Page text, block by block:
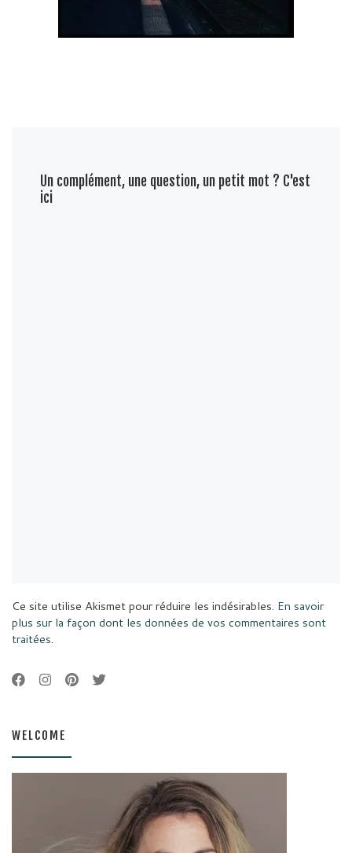
Un complément, une question, un petit mot ? C'est
ici
Ce site utilise Akismet pour réduire les indésirables. En savoir
plus sur la façon dont les données de vos commentaires sont
traitées.
WELCOME